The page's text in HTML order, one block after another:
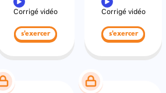
Corrigé vidéo
s'exercer
Corrigé vidéo
s'exercer